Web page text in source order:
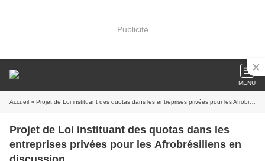
Publicité
MENU
Accueil » Projet de Loi instituant des quotas dans les entreprises privées pour les Afrobrésiliens en discussion
Projet de Loi instituant des quotas dans les
entreprises privées pour les Afrobrésiliens en